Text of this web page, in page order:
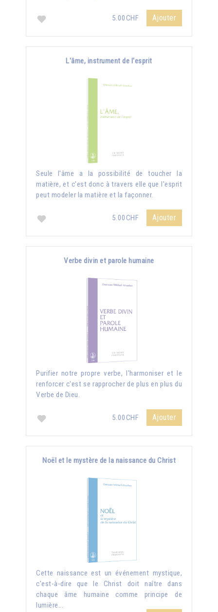
5.00CHF Ajouter
L'âme, instrument de l'esprit
Seule l'âme a la possibilité de toucher la
matière, et c'est donc à travers elle que l'esprit
peut modeler la matière et la façonner.
5.00CHF Ajouter
Verbe divin et parole humaine
Purifier notre propre verbe, l'harmoniser et le
renforcer c'est se rapprocher de plus en plus du
Verbe de Dieu.
5.00CHF Ajouter
Noël et le mystère de la naissance du Christ
Cette naissance est un événement mystique,
c'est-à-dire que le Christ doit naître dans
chaque âme humaine comme principe de
lumière...